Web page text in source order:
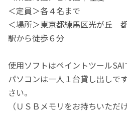
＜定員＞各４名まで
＜場所＞東京都練馬区光が丘
駅から徒歩６分
使用ソフトはペイントツールSAI
パソコンは一人１台貸し出しで
さい。
（ＵＳＢメモリをお持ちいただ